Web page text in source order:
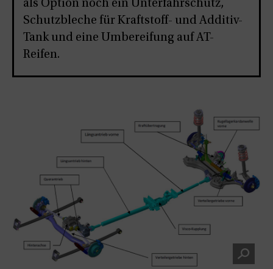
als Option noch ein Unterfahrschutz,
Schutzbleche für Kraftstoff- und Additiv-
Tank und eine Umbereifung auf AT-
Reifen.